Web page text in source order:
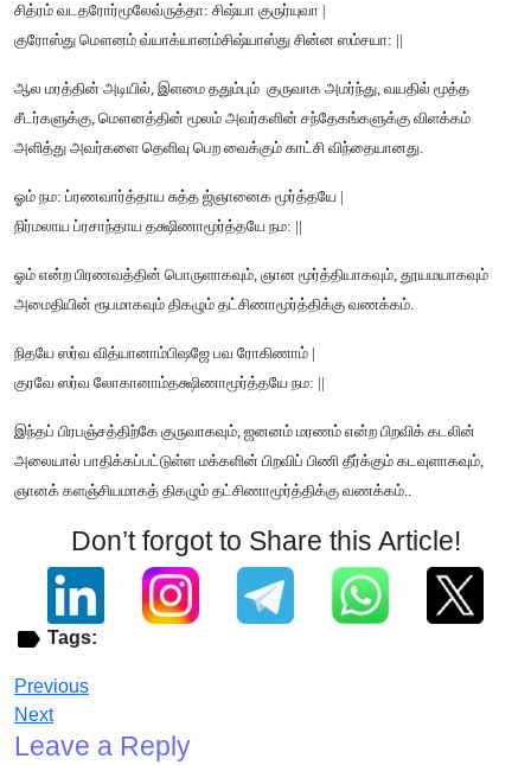
சித்ரம் வடதரோர்மூலேவ்ருத்தா: சிஷ்யா குருர்யுவா |
குரோஸ்து மௌனம் வ்யாக்யானம்சிஷ்யாஸ்து சின்ன ஸம்சயா: ||
ஆல மரத்தின் அடியில், இளமை ததும்பும் குருவாக அமர்ந்து, வயதில் மூத்த
சீடர்களுக்கு, மௌனத்தின் மூலம் அவர்களின் சந்தேகங்களுக்கு விளக்கம்
அளித்து அவர்களை தெளிவு பெற வைக்கும் காட்சி விந்தையானது.
ஓம் நம: ப்ரணவார்த்தாய சுத்த ஜ்ஞானைக மூர்த்தயே |
நிர்மலாய ப்ரசாந்தாய தக்ஷிணாமூர்த்தயே நம: ||
ஓம் என்ற பிரணவத்தின் பொருளாகவும், ஞான மூர்த்தியாகவும், தூயமயாகவும்
அமைதியின் ரூபமாகவும் திகழும் தட்சிணாமூர்த்திக்கு வணக்கம்.
நிதயே ஸர்வ வித்யானாம்பிஷஜே பவ ரோகிணாம் |
குரவே ஸர்வ லோகானாம்தக்ஷிணாமூர்த்தயே நம: ||
இந்தப் பிரபஞ்சத்திற்கே குருவாகவும், ஜனனம் மரணம் என்ற பிறவிக் கடலின்
அலையால் பாதிக்கப்பட்டுள்ள மக்களின் பிறவிப் பிணி தீர்க்கும் கடவுளாகவும்,
ஞானக் களஞ்சியமாகத் திகழும் தட்சிணாமூர்த்திக்கு வணக்கம்..
Don’t forgot to Share this Article!
Tags:
Previous
Next
Leave a Reply